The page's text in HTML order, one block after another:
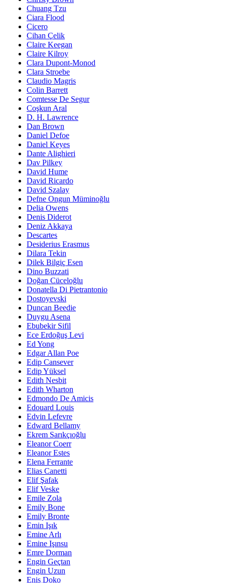
Chuang Tzu
Ciara Flood
Cicero
Cihan Çelik
Claire Keegan
Claire Kilroy
Clara Dupont-Monod
Clara Stroebe
Claudio Magris
Colin Barrett
Comtesse De Segur
Coşkun Aral
D. H. Lawrence
Dan Brown
Daniel Defoe
Daniel Keyes
Dante Alighieri
Dav Pilkey
David Hume
David Ricardo
David Szalay
Defne Ongun Müminoğlu
Delia Owens
Denis Diderot
Deniz Akkaya
Descartes
Desiderius Erasmus
Dilara Tekin
Dilek Bilgiç Esen
Dino Buzzati
Doğan Cüceloğlu
Donatella Di Pietrantonio
Dostoyevski
Duncan Beedie
Duygu Asena
Ebubekir Sifil
Ece Erdoğuş Levi
Ed Yong
Edgar Allan Poe
Edip Cansever
Edip Yüksel
Edith Nesbit
Edith Wharton
Edmondo De Amicis
Edouard Louis
Edvin Lefevre
Edward Bellamy
Ekrem Sarıkçıoğlu
Eleanor Coerr
Eleanor Estes
Elena Ferrante
Elias Canetti
Elif Şafak
Elif Veske
Emile Zola
Emily Bone
Emily Bronte
Emin Işık
Emine Arlı
Emine Işınsu
Emre Dorman
Engin Geçtan
Engin Uzun
Enis Doko